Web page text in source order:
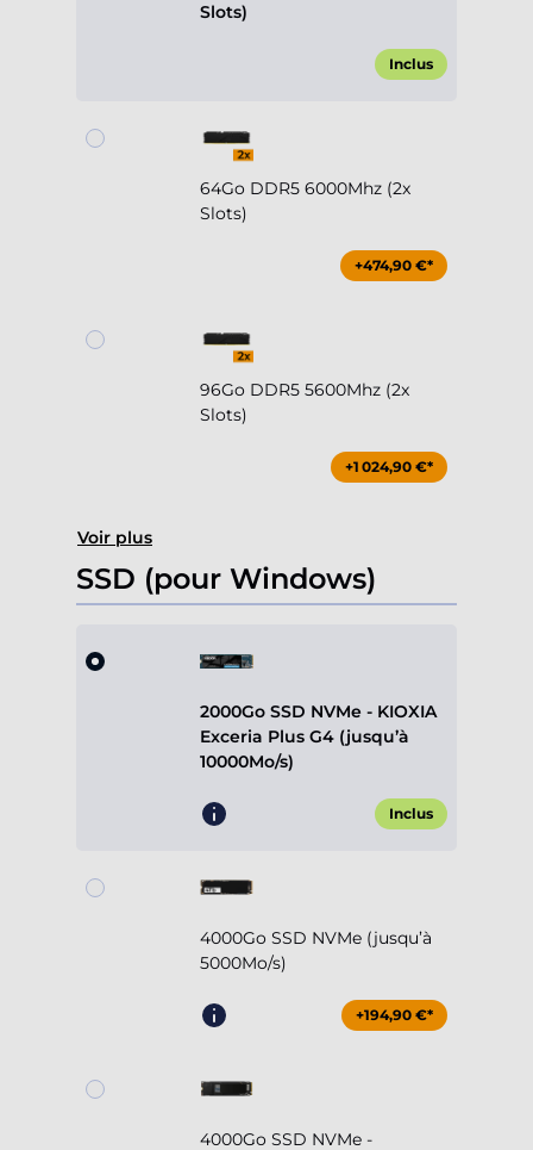
Slots)
Inclus
64Go DDR5 6000Mhz (2x
Slots)
+474,90 €*
96Go DDR5 5600Mhz (2x
Slots)
+1 024,90 €*
Voir plus
SSD (pour Windows)
2000Go SSD NVMe - KIOXIA
Exceria Plus G4 (jusqu’à
10000Mo/s)
Inclus
4000Go SSD NVMe (jusqu’à
5000Mo/s)
+194,90 €*
4000Go SSD NVMe -